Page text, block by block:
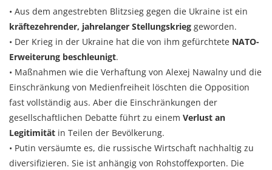
• Aus dem angestrebten Blitzsieg gegen die Ukraine ist ein
kräftezehrender, jahrelanger Stellungskrieg geworden.
• Der Krieg in der Ukraine hat die von ihm gefürchtete NATO-
Erweiterung beschleunigt.
• Maßnahmen wie die Verhaftung von Alexej Nawalny und die
Einschränkung von Medienfreiheit löschten die Opposition
fast vollständig aus. Aber die Einschränkungen der
gesellschaftlichen Debatte führt zu einem Verlust an
Legitimität in Teilen der Bevölkerung.
• Putin versäumte es, die russische Wirtschaft nachhaltig zu
diversifizieren. Sie ist anhängig von Rohstoffexporten. Die